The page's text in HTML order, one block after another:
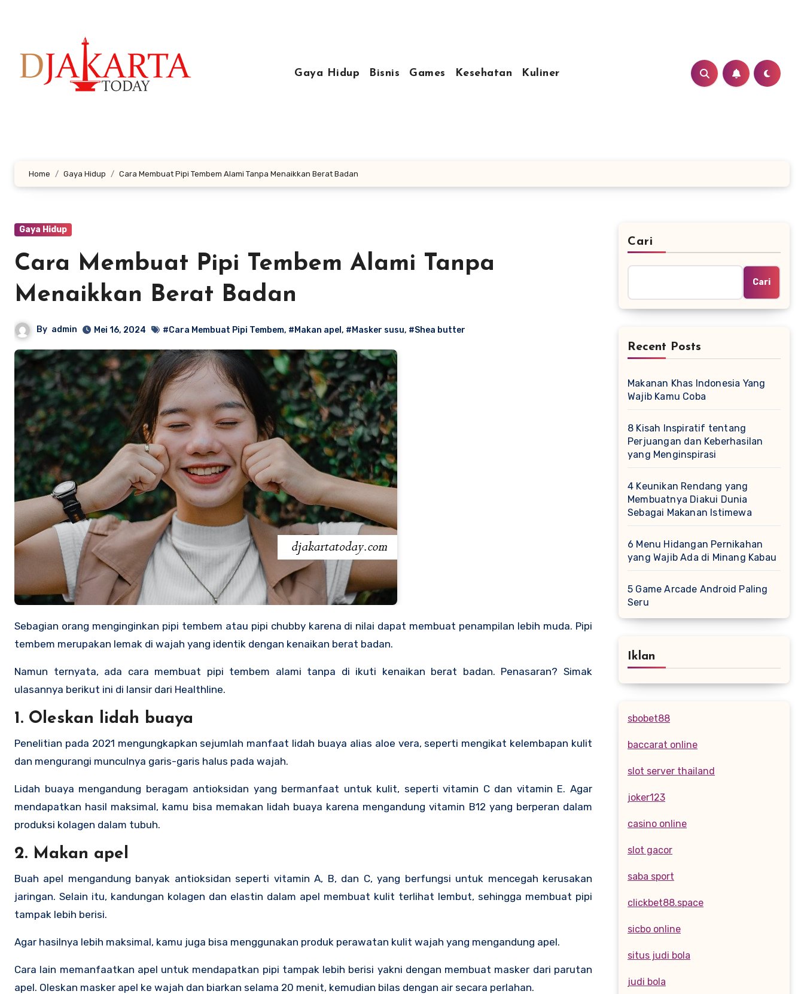
Gaya Hidup Bisnis Games Kesehatan Kuliner
Home Gaya Hidup Cara Membuat Pipi Tembem Alami Tanpa Menaikkan Berat Badan
Gaya Hidup
Cara Membuat Pipi Tembem Alami Tanpa
Menaikkan Berat Badan
By admin Mei 16, 2024 #Cara Membuat Pipi Tembem, #Makan apel , #Masker susu, #Shea butter
Sebagian orang menginginkan pipi tembem atau pipi chubby karena di nilai dapat membuat penampilan lebih muda. Pipi
tembem merupakan lemak di wajah yang identik dengan kenaikan berat badan.
Namun ternyata, ada cara membuat pipi tembem alami tanpa di ikuti kenaikan berat badan. Penasaran? Simak
ulasannya berikut ini di lansir dari Healthline.
1. Oleskan lidah buaya
Penelitian pada 2021 mengungkapkan sejumlah manfaat lidah buaya alias aloe vera, seperti mengikat kelembapan kulit
dan mengurangi munculnya garis-garis halus pada wajah.
Lidah buaya mengandung beragam antioksidan yang bermanfaat untuk kulit, seperti vitamin C dan vitamin E. Agar
mendapatkan hasil maksimal, kamu bisa memakan lidah buaya karena mengandung vitamin B12 yang berperan dalam
produksi kolagen dalam tubuh.
2. Makan apel
Buah apel mengandung banyak antioksidan seperti vitamin A, B, dan C, yang berfungsi untuk mencegah kerusakan
jaringan. Selain itu, kandungan kolagen dan elastin dalam apel membuat kulit terlihat lembut, sehingga membuat pipi
tampak lebih berisi.
Agar hasilnya lebih maksimal, kamu juga bisa menggunakan produk perawatan kulit wajah yang mengandung apel.
Cara lain memanfaatkan apel untuk mendapatkan pipi tampak lebih berisi yakni dengan membuat masker dari parutan
apel. Oleskan masker apel ke wajah dan biarkan selama 20 menit, kemudian bilas dengan air secara perlahan.
Cari
Cari
Recent Posts
Makanan Khas Indonesia Yang
Wajib Kamu Coba
8 Kisah Inspiratif tentang
Perjuangan dan Keberhasilan
yang Menginspirasi
4 Keunikan Rendang yang
Membuatnya Diakui Dunia
Sebagai Makanan Istimewa
6 Menu Hidangan Pernikahan
yang Wajib Ada di Minang Kabau
5 Game Arcade Android Paling
Seru
Iklan
sbobet88
baccarat online
slot server thailand
joker123
casino online
slot gacor
saba sport
clickbet88.space
sicbo online
situs judi bola
judi bola